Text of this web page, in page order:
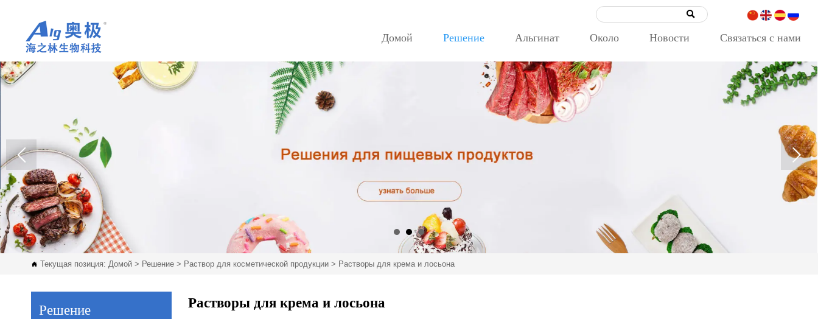

Домой Решение Альгинат Около Новости Связаться с нами
 Текущая позиция: Домой> Решение> Раствор для косметической продукции> Растворы для крема и лосьона
Решение Растворы для крема и лосьона